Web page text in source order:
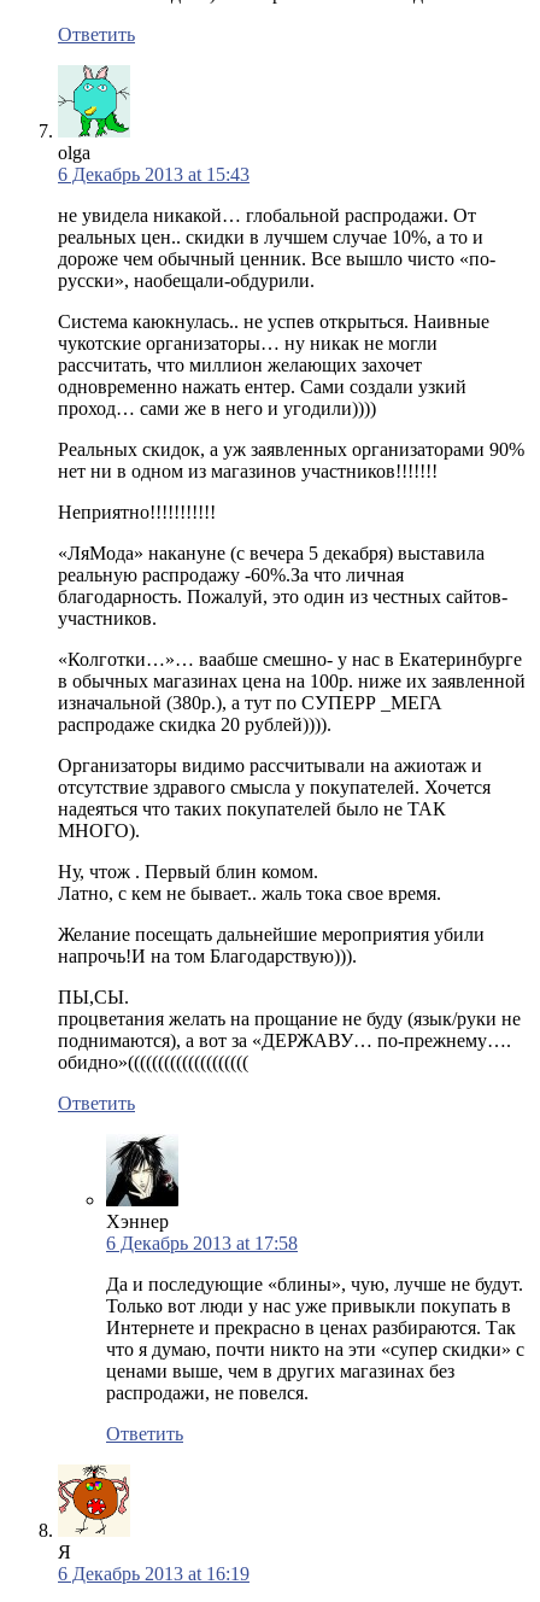
Ответить
olga
6 Декабрь 2013 at 15:43
не увидела никакой… глобальной распродажи. От
реальных цен.. скидки в лучшем случае 10%, а то и
дороже чем обычный ценник. Все вышло чисто «по-
русски», наобещали-обдурили.
Система каюкнулась.. не успев открыться. Наивные
чукотские организаторы… ну никак не могли
рассчитать, что миллион желающих захочет
одновременно нажать ентер. Сами создали узкий
проход… сами же в него и угодили))))
Реальных скидок, а уж заявленных организаторами 90%
нет ни в одном из магазинов участников!!!!!!!
Неприятно!!!!!!!!!!!
«ЛяМода» накануне (с вечера 5 декабря) выставила
реальную распродажу -60%.За что личная
благодарность. Пожалуй, это один из честных сайтов-
участников.
«Колготки…»… ваабше смешно- у нас в Екатеринбурге
в обычных магазинах цена на 100р. ниже их заявленной
изначальной (380р.), а тут по СУПЕРР _МЕГА
распродаже скидка 20 рублей)))).
Организаторы видимо рассчитывали на ажиотаж и
отсутствие здравого смысла у покупателей. Хочется
надеяться что таких покупателей было не ТАК
МНОГО).
Ну, чтож . Первый блин комом.
Латно, с кем не бывает.. жаль тока свое время.
Желание посещать дальнейшие мероприятия убили
напрочь!И на том Благодарствую))).
ПЫ,СЫ.
процветания желать на прощание не буду (язык/руки не
поднимаются), а вот за «ДЕРЖАВУ… по-прежнему….
обидно»((((((((((((((((((((
Ответить
Хэннер
6 Декабрь 2013 at 17:58
Да и последующие «блины», чую, лучше не будут.
Только вот люди у нас уже привыкли покупать в
Интернете и прекрасно в ценах разбираются. Так
что я думаю, почти никто на эти «супер скидки» с
ценами выше, чем в других магазинах без
распродажи, не повелся.
Ответить
Я
6 Декабрь 2013 at 16:19